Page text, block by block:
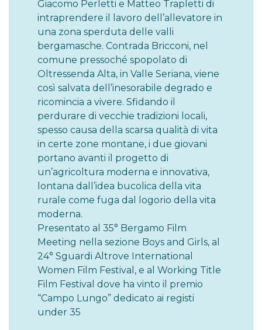
Giacomo Perletti e Matteo Trapletti di
intraprendere il lavoro dell’allevatore in
una zona sperduta delle valli
bergamasche. Contrada Bricconi, nel
comune pressoché spopolato di
Oltressenda Alta, in Valle Seriana, viene
così salvata dell’inesorabile degrado e
ricomincia a vivere. Sfidando il
perdurare di vecchie tradizioni locali,
spesso causa della scarsa qualità di vita
in certe zone montane, i due giovani
portano avanti il progetto di
un’agricoltura moderna e innovativa,
lontana dall’idea bucolica della vita
rurale come fuga dal logorio della vita
moderna.
Presentato al 35° Bergamo Film
Meeting nella sezione Boys and Girls, al
24° Sguardi Altrove International
Women Film Festival, e al Working Title
Film Festival dove ha vinto il premio
“Campo Lungo” dedicato ai registi
under 35